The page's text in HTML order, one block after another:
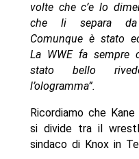
volte che c’e lo
che li separa da
Comunque è stato
La WWE fa sempre
stato bello
l’ologramma”.
Ricordiamo che
si divide tra il
sindaco di Knox in